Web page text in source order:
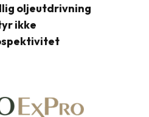
oljeutdrivning
ikke